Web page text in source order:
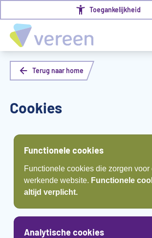
Toegankelijkheid
Terug naar home
Cookies
Functionele cookies
Functionele cookies die zorgen voor
werkende website. Functionele
altijd verplicht.
Analytische cookies